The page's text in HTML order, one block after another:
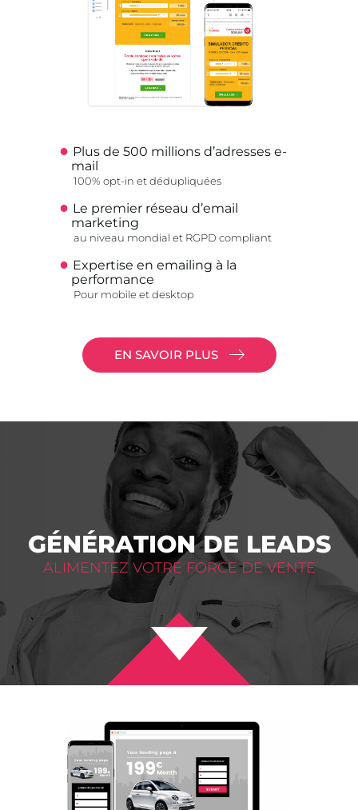
Plus de 500 millions d’adresses e-
mail
100% opt-in et dédupliquées
Le premier réseau d’email
marketing
au niveau mondial et RGPD compliant
Expertise en emailing à la
performance
Pour mobile et desktop
EN SAVOIR PLUS
GÉNÉRATION DE LEADS
ALIMENTEZ VOTRE FORCE DE VENTE